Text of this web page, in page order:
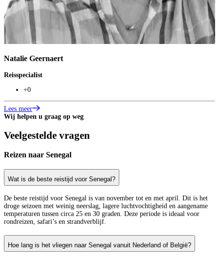
Natalie Geernaert
Reisspecialist
+0
Lees meer
Wij helpen u graag op weg
Veelgestelde vragen
Reizen naar Senegal
Wat is de beste reistijd voor Senegal?
De beste reistijd voor Senegal is van november tot en met april. Dit is het
droge seizoen met weinig neerslag, lagere luchtvochtigheid en aangename
temperaturen tussen circa 25 en 30 graden. Deze periode is ideaal voor
rondreizen, safari’s en strandverblijf.
Hoe lang is het vliegen naar Senegal vanuit Nederland of België?